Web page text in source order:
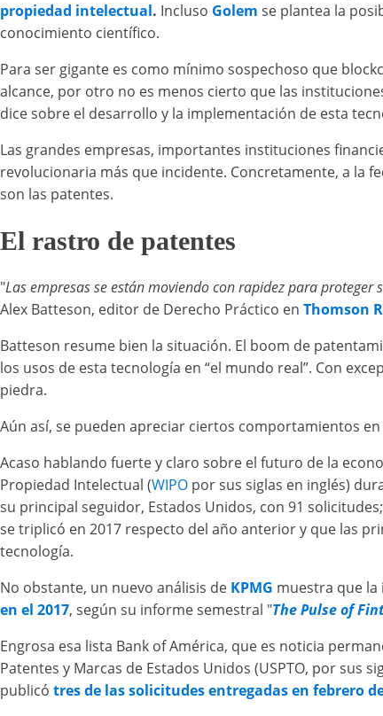
propiedad intelectual. Incluso Golem se plantea la
conocimiento científico.
Para ser gigante es como mínimo sospechoso que
alcance, por otro no es menos cierto que las
dice sobre el desarrollo y la implementación de esta
Las grandes empresas, importantes instituciones
revolucionaria más que incidente. Concretamente, a la
son las patentes.
El rastro de patentes
"Las empresas se están moviendo con rapidez para
Alex Batteson, editor de Derecho Práctico en Thomson
Batteson resume bien la situación. El boom de
los usos de esta tecnología en “el mundo real”. Con
piedra.
Aún así, se pueden apreciar ciertos comportamientos
Acaso hablando fuerte y claro sobre el futuro de la
Propiedad Intelectual (WIPO por sus siglas en inglés)
su principal seguidor, Estados Unidos, con 91
se triplicó en 2017 respecto del año anterior y que las
tecnología.
No obstante, un nuevo análisis de KPMG muestra que la
en el 2017, según su informe semestral "The Pulse of
Engrosa esa lista Bank of América, que es noticia
Patentes y Marcas de Estados Unidos (USPTO, por sus
publicó tres de las solicitudes entregadas en febrero